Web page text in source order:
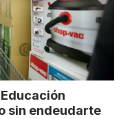
sin endeudarte